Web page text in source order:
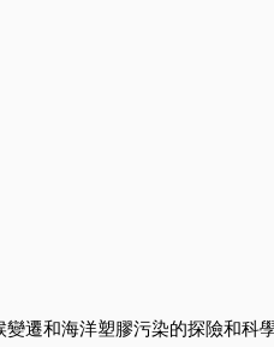
遷和海洋塑膠污染的探險和科學